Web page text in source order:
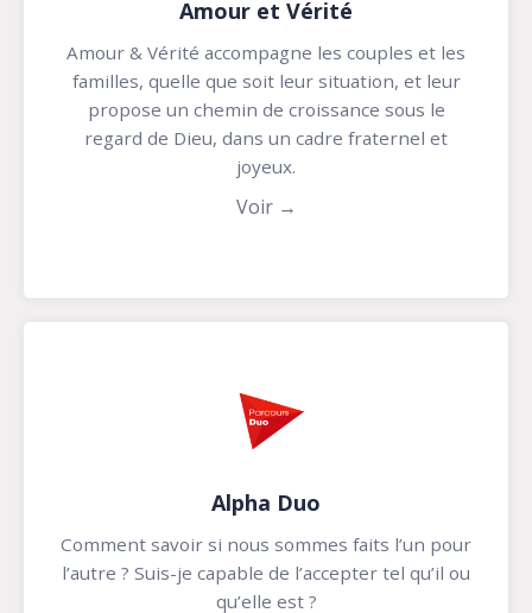
Amour et Vérité
Amour & Vérité accompagne les couples et les
familles, quelle que soit leur situation, et leur
propose un chemin de croissance sous le
regard de Dieu, dans un cadre fraternel et
joyeux.
Voir →
Alpha Duo
Comment savoir si nous sommes faits l’un pour
l’autre ? Suis-je capable de l’accepter tel qu’il ou
qu’elle est ?